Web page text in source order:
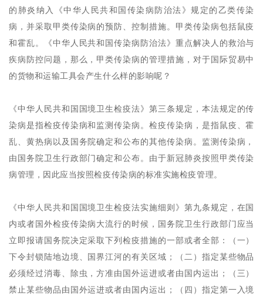
的肺炎纳入《中华人民共和国传染病防治法》规定的乙类传染
病，并采取甲类传染病的预防、控制措施。甲类传染病包括鼠疫
和霍乱。《中华人民共和国传染病防治法》重点解决人的救治与
疾病防控问题，那么，甲类传染病的管理措施，对于国际贸易中
的货物和运输工具会产生什么样的影响呢？
《中华人民共和国国境卫生检疫法》第三条规定，本法规定的传
染病是指检疫传染病和监测传染病。检疫传染病，是指鼠疫、霍
乱、黄热病以及国务院确定和公布的其他传染病。监测传染病，
由国务院卫生行政部门确定和公布。由于新冠肺炎按照甲类传染
病管理，因此应当按照检疫传染病的标准实施检疫管理。
《中华人民共和国国境卫生检疫法实施细则》第九条规定，在国
内或者国外检疫传染病大流行的时候，国务院卫生行政部门应当
立即报请国务院决定采取下列检疫措施的一部或者全部：（一）
下令封锁陆地边境、国界江河的有关区域；（二）指定某些物品
必须经过消毒、除虫，方准由国外运进或者由国内运出；（三）
禁止某些物品由国外运进或者由国内运出；（四）指定第一入境